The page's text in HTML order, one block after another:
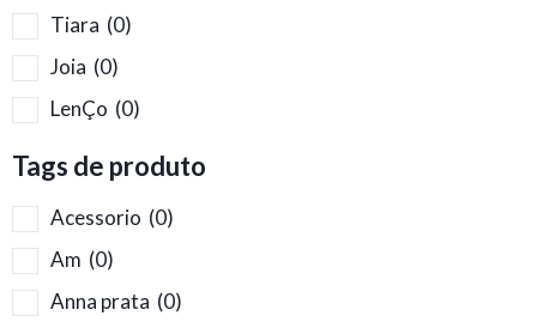
Tiara (0)
Joia (0)
LenÇo (0)
Tags de produto
Acessorio (0)
Am (0)
Anna prata (0)